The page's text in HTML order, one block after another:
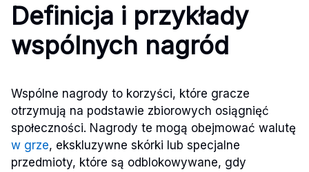
Definicja i przykłady
wspólnych nagród
Wspólne nagrody to korzyści, które gracze
otrzymują na podstawie zbiorowych osiągnięć
społeczności. Nagrody te mogą obejmować walutę
w grze, ekskluzywne skórki lub specjalne
przedmioty, które są odblokowywane, gdy